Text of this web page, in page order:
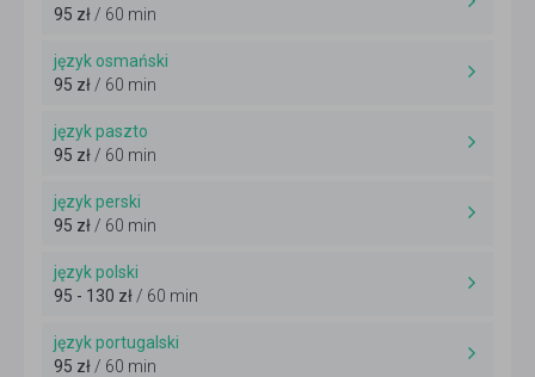
95 zł / 60 min
język osmański
95 zł / 60 min
język paszto
95 zł / 60 min
język perski
95 zł / 60 min
język polski
95 - 130 zł / 60 min
język portugalski
95 zł / 60 min